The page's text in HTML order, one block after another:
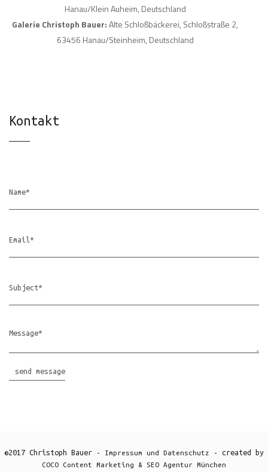
Hanau/Klein Auheim, Deutschland
Galerie Christoph Bauer:Alte Schloßbäckerei, Schloßstraße 2,
63456 Hanau/Steinheim, Deutschland
Kontakt
©2017 Christoph Bauer - Impressum und Datenschutz - created by
COCO Content Marketing & SEO Agentur München